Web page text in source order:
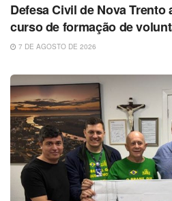
Defesa Civil de Nova
curso de formação de
7 DE AGOSTO DE 2026